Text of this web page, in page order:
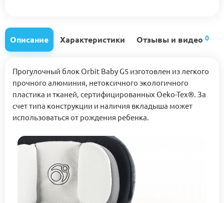
Описание Характеристики Отзывы и видео 0
Прогулочный блок Orbit Baby G5 изготовлен из легкого
прочного алюминия, нетоксичного экологичного
пластика и тканей, сертифицированных Oeko-Tex®. За
счет типа конструкции и наличия вкладыша может
использоваться от рождения ребенка.